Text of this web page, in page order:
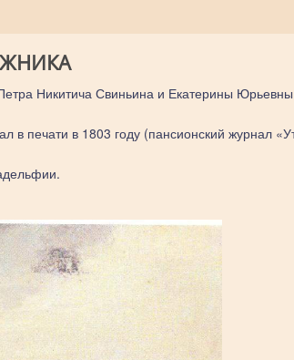
Никитича Свиньина и Екатерины Юрьевны
в печати в 1803 году (пансионский журнал